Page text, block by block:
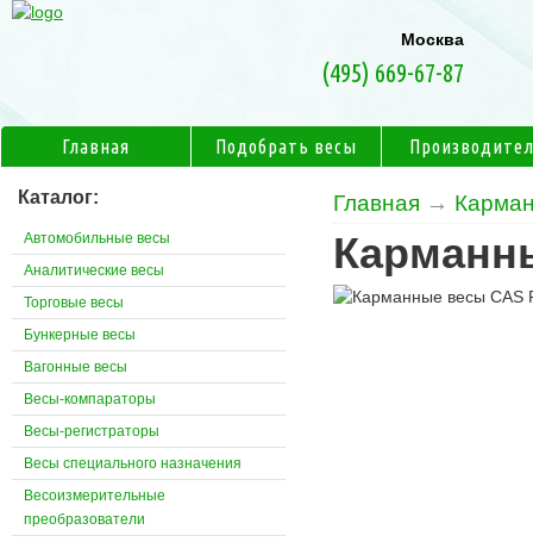
Главная →
Каталог:
Автомобильные весы
Аналитические весы
Торговые весы
Бункерные весы
Вагонные весы
Весы-компараторы
Весы-регистраторы
Весы специального назначения
Весоизмерительные
преобразователи
Москва
(495) 669-67-87
Главная Подобрать весы